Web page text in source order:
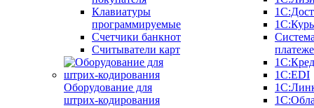
Клавиатуры
программируемые
Счетчики банкнот
Считыватели карт
Оборудование для
штрих-кодирования
1С:EDI